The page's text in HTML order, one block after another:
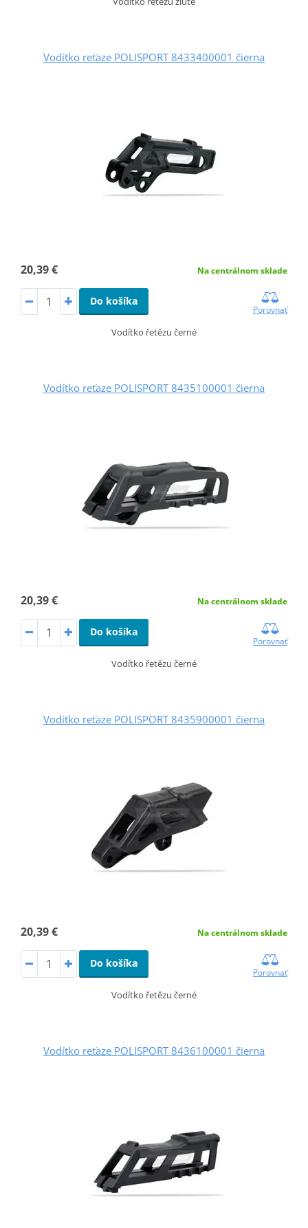
Vodítko reťaze POLISPORT 8433400001 čierna
20,39 € Na centrálnom sklade
Do košíka
Porovnať
Vodítko řetězu černé
Vodítko reťaze POLISPORT 8435100001 čierna
20,39 € Na centrálnom sklade
Do košíka
Porovnať
Vodítko řetězu černé
Vodítko reťaze POLISPORT 8435900001 čierna
20,39 € Na centrálnom sklade
Do košíka
Porovnať
Vodítko řetězu černé
Vodítko reťaze POLISPORT 8436100001 čierna